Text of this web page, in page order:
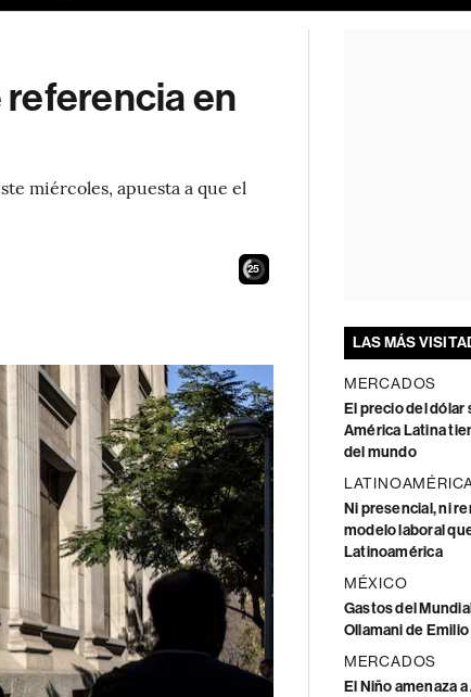
referencia en
miércoles, apuesta a que el
23
LAS MÁS
MERCADOS
El precio del dólar
América Latina
del mundo
Ni presencial, ni
modelo laboral
Latinoamérica
MÉXICO
Gastos del
Ollamani de
MERCADOS
El Niño amenaza